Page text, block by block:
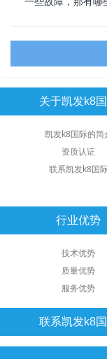
关于凯发k8
凯发k8国际的简
资质认证
联系凯发k8国
行业优势
技术优势
质量优势
服务优势
联系凯发k8